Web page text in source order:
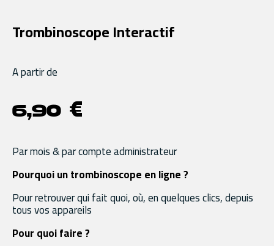
Trombinoscope Interactif
A partir de
6,90 €
Par mois & par compte administrateur
Pourquoi un trombinoscope en ligne ?
Pour retrouver qui fait quoi, où, en quelques clics, depuis
tous vos appareils
Pour quoi faire ?